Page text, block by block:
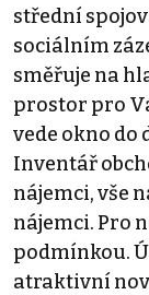
střední
sociálním
směřuje na
prostor pro
vede okno do
Inventář
nájemci, vše
nájemci. Pro
podmínkou.
atraktivní